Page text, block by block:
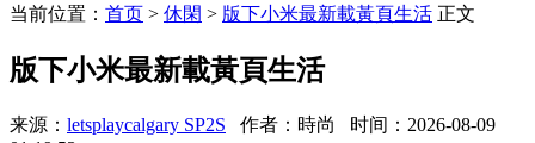
当前位置： 首页 > 休閑 > 版下小米最新載黃頁生活 正文
版下小米最新載黃頁生活
来源： letsplaycalgary SP2S 作者：時尚
时间：2026-08-09